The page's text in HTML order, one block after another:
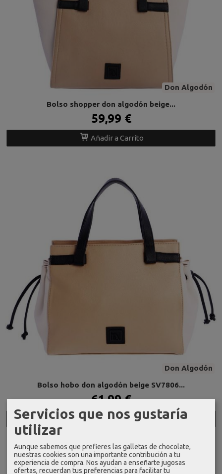
Don Algodón
Bolso shopper don algodón beige...
59,99 €
Añadir a Carrito
Don Algodón
Bolso hobo don algodón beige SV7806...
61,99 €
Añadir a Carrito
Servicios que nos gustaría
utilizar
Aunque sabemos que prefieres las galletas de chocolate,
nuestras cookies son una importante contribución a tu
experiencia de compra. Nos ayudan a enseñarte jugosas
ofertas, recuerdan tus preferencias para facilitar tu